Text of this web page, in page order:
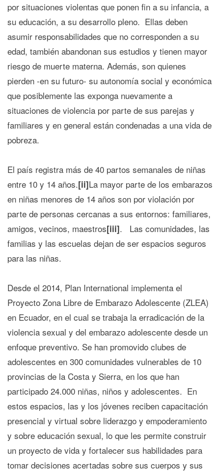
por situaciones violentas que ponen fin a su infancia, a
su educación, a su desarrollo pleno. Ellas deben
asumir responsabilidades que no corresponden a su
edad, también abandonan sus estudios y tienen mayor
riesgo de muerte materna. Además, son quienes
pierden -en su futuro- su autonomía social y económica
que posiblemente las exponga nuevamente a
situaciones de violencia por parte de sus parejas y
familiares y en general están condenadas a una vida de
pobreza.
El país registra más de 40 partos semanales de niñas
entre 10 y 14 años.[ii]La mayor parte de los embarazos
en niñas menores de 14 años son por violación por
parte de personas cercanas a sus entornos: familiares,
amigos, vecinos, maestros[iii]. Las comunidades, las
familias y las escuelas dejan de ser espacios seguros
para las niñas.
Desde el 2014, Plan International implementa el
Proyecto Zona Libre de Embarazo Adolescente (ZLEA)
en Ecuador, en el cual se trabaja la erradicación de la
violencia sexual y del embarazo adolescente desde un
enfoque preventivo. Se han promovido clubes de
adolescentes en 300 comunidades vulnerables de 10
provincias de la Costa y Sierra, en los que han
participado 24.000 niñas, niños y adolescentes. En
estos espacios, las y los jóvenes reciben capacitación
presencial y virtual sobre liderazgo y empoderamiento
y sobre educación sexual, lo que les permite construir
un proyecto de vida y fortalecer sus habilidades para
tomar decisiones acertadas sobre sus cuerpos y sus